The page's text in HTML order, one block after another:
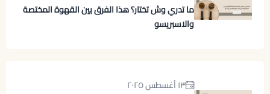
ما تدري وش تختار؟ هذا الفرق بين القهوة المختصة
والاسبريسو
١٣ أغسطس ٢٠٢٥